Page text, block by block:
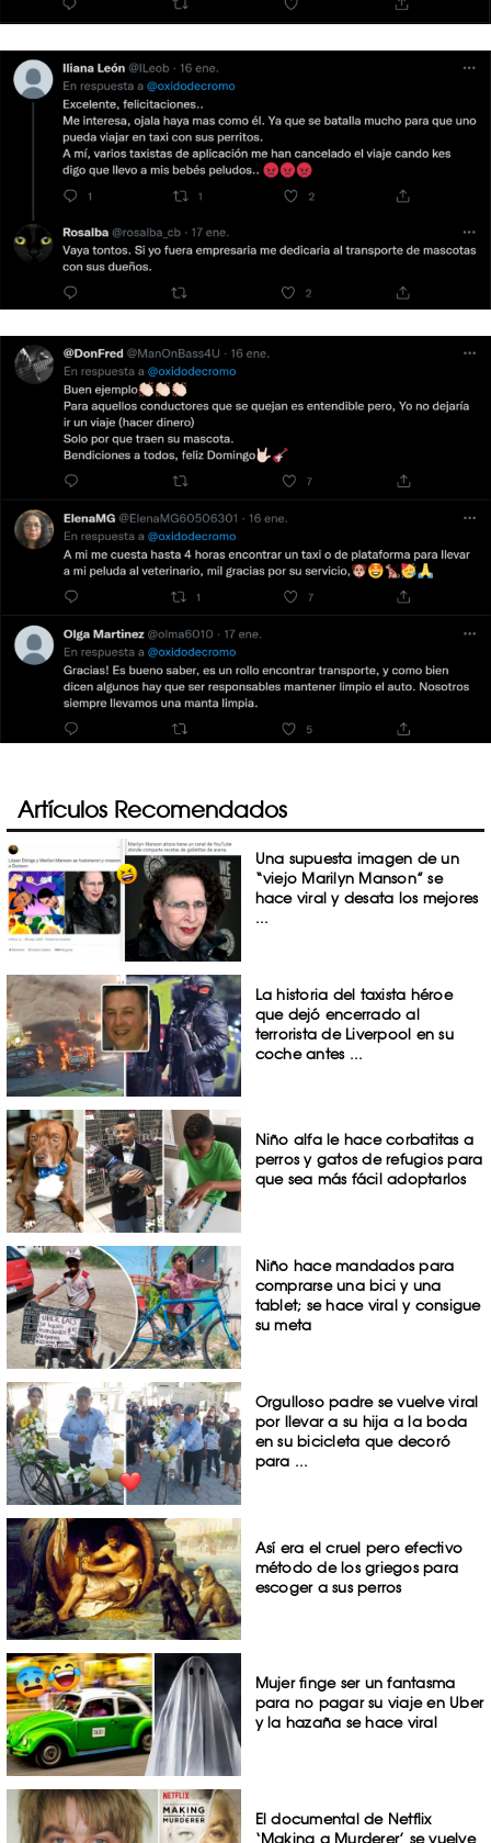
Artículos Recomendados
Una supuesta imagen de un
“viejo Marilyn Manson” se
hace viral y desata los mejores
...
La historia del taxista héroe
que dejó encerrado al
terrorista de Liverpool en su
coche antes ...
Niño alfa le hace corbatitas a
perros y gatos de refugios para
que sea más fácil adoptarlos
Niño hace mandados para
comprarse una bici y una
tablet; se hace viral y consigue
su meta
Orgulloso padre se vuelve viral
por llevar a su hija a la boda
en su bicicleta que decoró
para ...
Así era el cruel pero efectivo
método de los griegos para
escoger a sus perros
Mujer finge ser un fantasma
para no pagar su viaje en Uber
y la hazaña se hace viral
El documental de Netflix
‘Making a Murderer’ se vuelve